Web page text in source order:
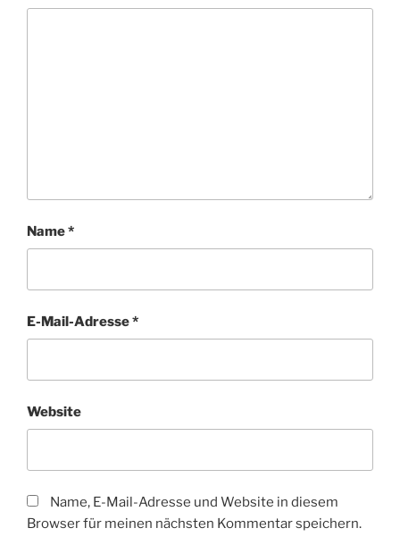
Name*
E-Mail-Adresse*
Website
Name, E-Mail-Adresse und Website in diesem
Browser für meinen nächsten Kommentar speichern.